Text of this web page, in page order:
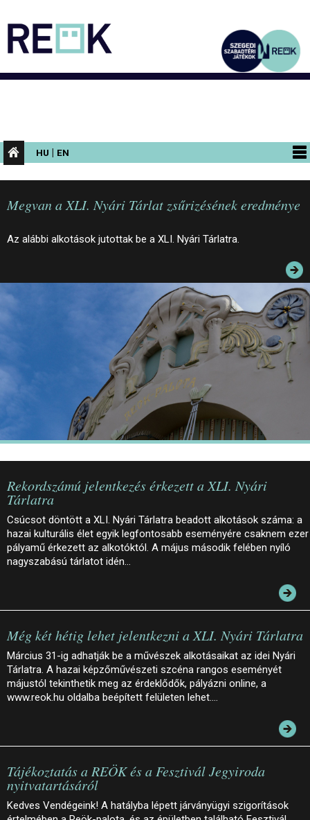
HU | EN
PROGRAMOK
KIÁLLÍTÁSOK
AZ ÉPÜLET
KONFERENCIA
JEGYEK
ELÉRHETŐSÉG
PALOTASÉTÁK ÉS VEZETÉSEK
KÖZÉRDEKŰ ADATOK
Megvan a XLI. Nyári Tárlat zsűrizésének eredménye
Az alábbi alkotások jutottak be a XLI. Nyári Tárlatra.
Rekordszámú jelentkezés érkezett a XLI. Nyári
Tárlatra
Csúcsot döntött a XLI. Nyári Tárlatra beadott alkotások száma: a
hazai kulturális élet egyik legfontosabb eseményére csaknem ezer
pályamű érkezett az alkotóktól. A május második felében nyíló
nagyszabású tárlatot idén…
Még két hétig lehet jelentkezni a XLI. Nyári Tárlatra
Március 31-ig adhatják be a művészek alkotásaikat az idei Nyári
Tárlatra. A hazai képzőművészeti szcéna rangos eseményét
májustól tekinthetik meg az érdeklődők, pályázni online, a
www.reok.hu oldalba beépített felületen lehet.…
Tájékoztatás a REÖK és a Fesztivál Jegyiroda
nyitvatartásáról
Kedves Vendégeink! A hatályba lépett járványügyi szigorítások